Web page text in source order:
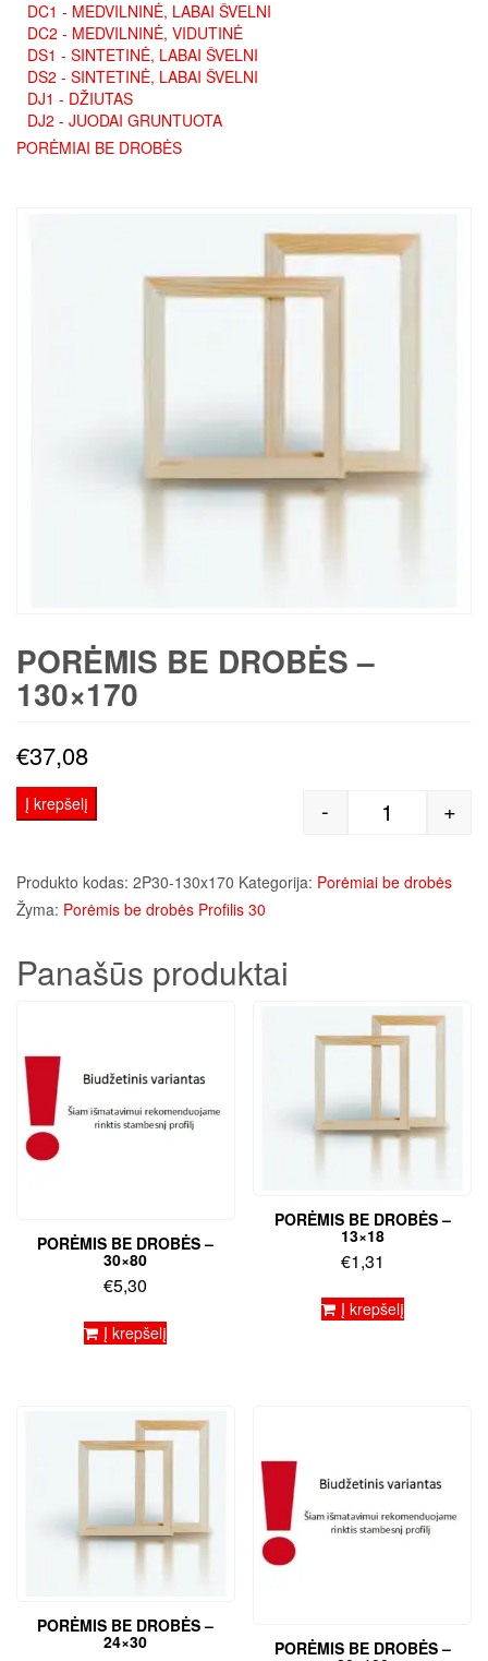
DC1 - MEDVILNINĖ, LABAI ŠVELNI
DC2 - MEDVILNINĖ, VIDUTINĖ
DS1 - SINTETINĖ, LABAI ŠVELNI
DS2 - SINTETINĖ, LABAI ŠVELNI
DJ1 - DŽIUTAS
DJ2 - JUODAI GRUNTUOTA
PORĖMIAI BE DROBĖS
PORĖMIS BE DROBĖS –
130×170
€37,08
produkto
- +
Į krepšelį
Produkto kodas: 2P30-130x170 Kategorija: Porėmiai be drobės
Žyma: Porėmis be drobės Profilis 30
Panašūs produktai
PORĖMIS BE DROBĖS –
30×80
€5,30
Į krepšelį
PORĖMIS BE DROBĖS –
13×18
€1,31
Į krepšelį
PORĖMIS BE DROBĖS –
24×30 PORĖMIS BE DROBĖS –